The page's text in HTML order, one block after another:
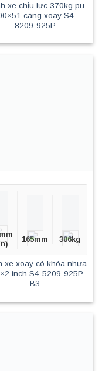
xe chịu lực 370kg pu
càng xoay S4-
8209-925P
165mm 306kg
xe xoay có khóa nhựa
inch S4-5209-925P-
B3